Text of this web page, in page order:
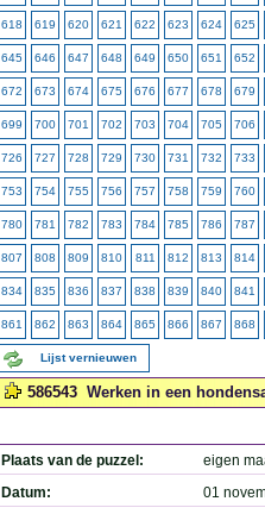
618 619 620 621 622 623 624 625
645 646 647 648 649 650 651 652
672 673 674 675 676 677 678 679
699 700 701 702 703 704 705 706
726 727 728 729 730 731 732 733
753 754 755 756 757 758 759 760
780 781 782 783 784 785 786 787
807 808 809 810 811 812 813 814
834 835 836 837 838 839 840 841
861 862 863 864 865 866 867 868
Lijst vernieuwen
586543 Werken in een
Plaats van de puzzel:
eigen
Datum:
01